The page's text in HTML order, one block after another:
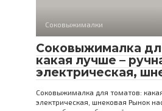
Соковыжималки
Соковыжималка
какая лучше –
электрическая,
Соковыжималка для томатов:
электрическая, шнековая Рынок